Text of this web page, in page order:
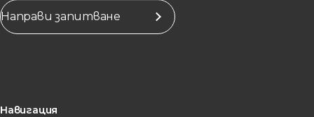
Направи запитване
Навигация